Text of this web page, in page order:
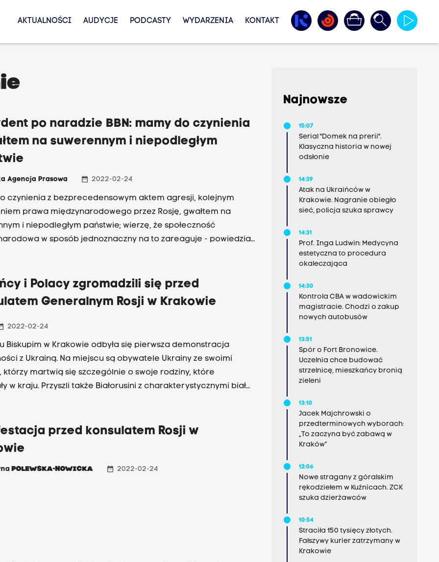
AKTUALNOŚCI AUDYCJE PODCASTY WYDARZENIA KONTAKT
po naradzie BBN: mamy do czynienia
na suwerennym i niepodległym
Agencja Prasowa date_range 2022-02-24
czynienia z bezprecedensowym aktem agresji, kolejnym
prawa międzynarodowego przez Rosję, gwałtem na
i niepodległym państwie; wierzę, że społeczność
w sposób jednoznaczny na to zareaguje - powiedział
i Polacy zgromadzili się przed
Generalnym Rosji w Krakowie
2022-02-24
Biskupim w Krakowie odbyła się pierwsza demonstracja
z Ukrainą. Na miejscu są obywatele Ukrainy ze swoimi
którzy martwią się szczególnie o swoje rodziny, które
w kraju. Przyszli także Białorusini z charakterystycznymi biało
dla naszych wschodnich sąsiadów i wieloma słowami
Podczas zgromadzenia nie zabrakło także okrzyków
przed konsulatem Rosji w
POLEWSKA-NOWICKA date_range 2022-02-24
Najnowsze
15:07
Serial "Domek na prerii".
Klasyczna historia w nowej
odsłonie
14:39
Atak na Ukraińców w
Krakowie. Nagranie obiegło
sieć, policja szuka sprawcy
14:31
Prof. Inga Ludwin: Medycyna
estetyczna to procedura
okaleczająca
14:30
Kontrola CBA w wadowickim
magistracie. Chodzi o zakup
nowych autobusów
13:51
Spór o Fort Bronowice.
Uczelnia chce budować
strzelnicę, mieszkańcy bronią
zieleni
13:10
Jacek Majchrowski o
przedterminowych wyborach:
„To zaczyna być zabawą w
Kraków”
12:06
Nowe stragany z góralskim
rękodziełem w Kuźnicach. ZCK
szuka dzierżawców
10:54
Straciła 150 tysięcy złotych.
Fałszywy kurier zatrzymany w
Krakowie